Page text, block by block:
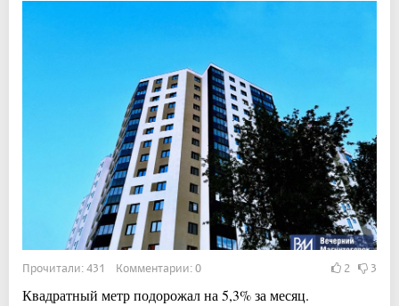
Прочитали: 431 Комментарии: 0 2 3
Квадратный метр подорожал на 5,3% за месяц.